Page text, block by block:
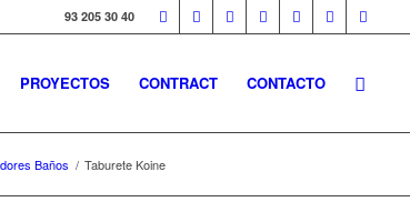
93 205 30 40
PROYECTOS CONTRACT CONTACTO
Baños / Taburete Koine